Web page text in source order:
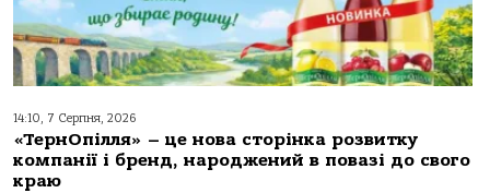
14:10, 7 Серпня, 2026
«ТернОпілля» – це нова сторінка розвитку
компанії і бренд, народжений в повазі до свого
краю